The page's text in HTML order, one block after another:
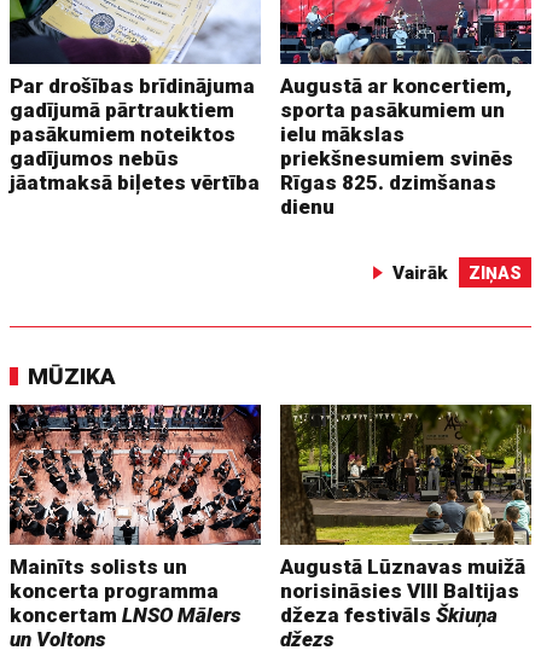
Par drošības brīdinājuma
gadījumā pārtrauktiem
pasākumiem noteiktos
gadījumos nebūs
jāatmaksā biļetes vērtība
Augustā ar koncertiem,
sporta pasākumiem un
ielu mākslas
priekšnesumiem svinēs
Rīgas 825. dzimšanas
dienu
Vairāk ZIŅAS
MŪZIKA
Mainīts solists un
koncerta programma
koncertamLNSO Mālers
un Voltons
Augustā Lūznavas muižā
norisināsies VIII Baltijas
džeza festivālsŠkiuņa
džezs